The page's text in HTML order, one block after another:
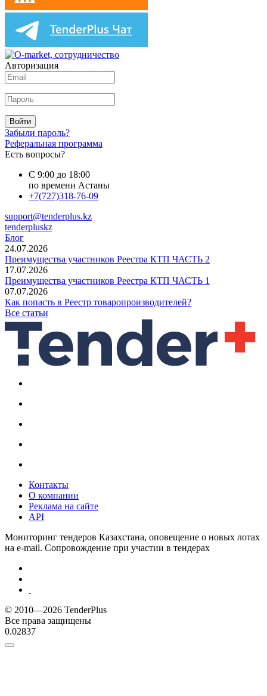
Авторизация
Войти
Забыли пароль?
Реферальная программа
Есть вопросы?
С 9:00 до 18:00
по времени Астаны
+7(727)318-76-09
support@tenderplus.kz
tenderpluskz
Блог
24.07.2026
Преимущества участников Реестра КТП ЧАСТЬ 2
17.07.2026
Преимущества участников Реестра КТП ЧАСТЬ 1
07.07.2026
Как попасть в Реестр товаропроизводителей?
Все статьи
Контакты
О компании
Реклама на сайте
API
Мониторинг тендеров Казахстана, оповещение о новых лотах
на e-mail. Сопровождение при участии в тендерах
© 2010—2026 TenderPlus
Все права защищены
0.02837